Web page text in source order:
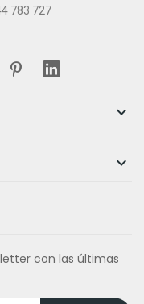
783 727


con las últimas